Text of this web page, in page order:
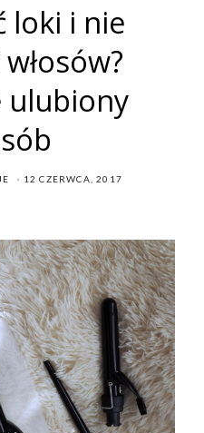
loki i nie
ulubiony
POSTED
12 CZERWCA, 2017